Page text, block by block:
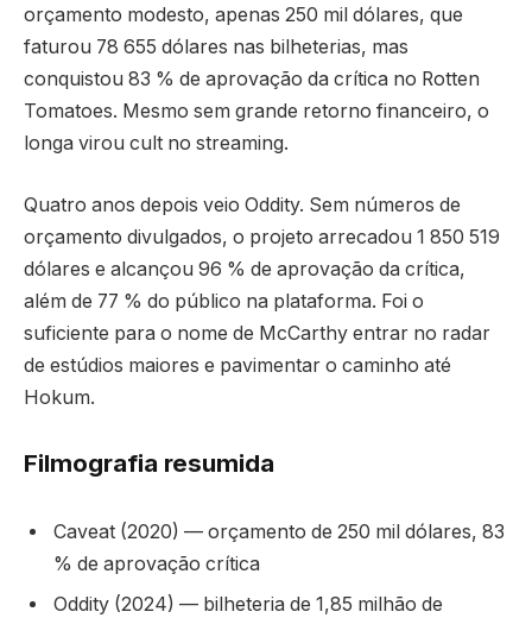
orçamento modesto, apenas 250 mil dólares, que
faturou 78 655 dólares nas bilheterias, mas
conquistou 83 % de aprovação da crítica no Rotten
Tomatoes. Mesmo sem grande retorno financeiro, o
longa virou cult no streaming.
Quatro anos depois veio Oddity. Sem números de
orçamento divulgados, o projeto arrecadou 1 850 519
dólares e alcançou 96 % de aprovação da crítica,
além de 77 % do público na plataforma. Foi o
suficiente para o nome de McCarthy entrar no radar
de estúdios maiores e pavimentar o caminho até
Hokum.
Filmografia resumida
Caveat (2020) — orçamento de 250 mil dólares, 83
% de aprovação crítica
Oddity (2024) — bilheteria de 1,85 milhão de